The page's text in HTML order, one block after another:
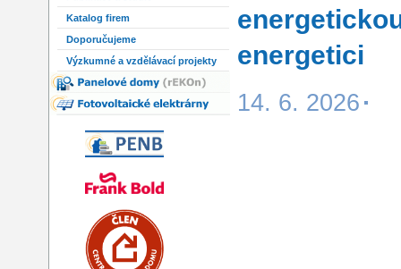
Katalog firem
Doporučujeme
Výzkumné a vzdělávací projekty
energetici
14. 6. 2026